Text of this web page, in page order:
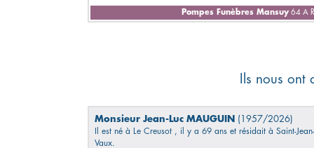
Pompes Funèbres Mansuy 64 A
Ils nous
Monsieur Jean-Luc MAUGUIN (1957/2026)
Il est né à Le Creusot , il y a 69 ans et résidait à Saint-
Vaux.